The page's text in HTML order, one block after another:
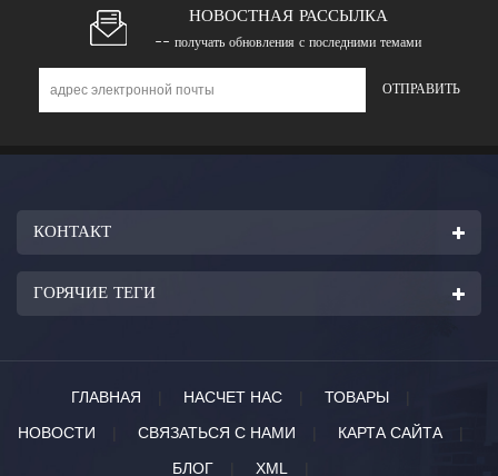
НОВОСТНАЯ РАССЫЛКА
-- получать обновления с последними темами
КОНТАКТ
ГОРЯЧИЕ ТЕГИ
ГЛАВНАЯ НАСЧЕТ НАС ТОВАРЫ
НОВОСТИ
СВЯЗАТЬСЯ С НАМИ КАРТА САЙТА
|
БЛОГ
XML